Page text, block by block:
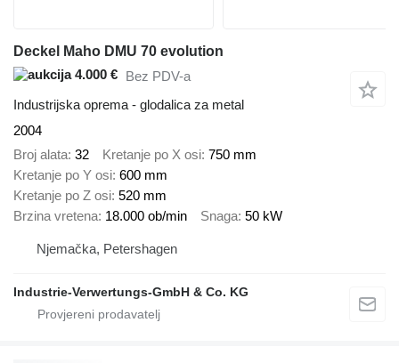
Deckel Maho DMU 70 evolution
4.000 € Bez PDV-a
Industrijska oprema - glodalica za metal
2004
Broj alata 32 Kretanje po X osi 750 mm
Kretanje po Y osi 600 mm
Kretanje po Z osi 520 mm
Brzina vretena 18.000 ob/min Snaga 50 kW
Njemačka, Petershagen
Industrie-Verwertungs-GmbH & Co. KG